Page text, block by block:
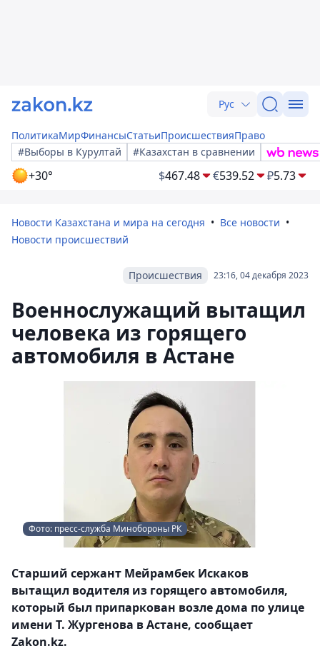
Рус
ПолитикаМирФинансыСтатьиПроисшествияПраво
#Выборы в Курултай
#Казахстан в сравнении
+30° $467.48 €539.52 ₽5.73
Новости Казахстана и мира на сегодня
Все новости
Новости происшествий
23:16, 04 декабря 2023
Происшествия
Военнослужащий вытащил
человека из горящего
автомобиля в Астане
Фото: пресс-служба Минобороны РК
Старший сержант Мейрамбек Искаков
вытащил водителя из горящего автомобиля,
который был припаркован возле дома по улице
имени Т. Жургенова в Астане, сообщает
Zakon.kz.